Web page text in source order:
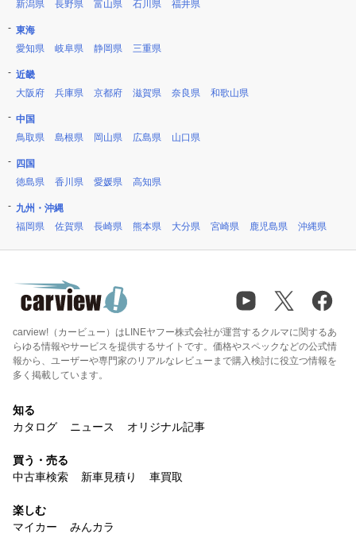
新潟県
長野県 富山県 石川県 福井県
東海
愛知県
岐阜県 静岡県 三重県
近畿
大阪府
兵庫県 京都府 滋賀県 奈良県 和歌山県
中国
鳥取県
島根県 岡山県 広島県 山口県
四国
徳島県
香川県 愛媛県 高知県
九州・沖縄
福岡県
佐賀県 長崎県 熊本県 大分県 宮崎県 鹿児島県 沖縄県
carview!（カービュー）はLINEヤフー株式会社が運営するクルマに関するあ
らゆる情報やサービスを提供するサイトです。価格やスペックなどの公式情
報から、ユーザーや専門家のリアルなレビューまで購入検討に役立つ情報を
多く掲載しています。
知る
カタログ
ニュース オリジナル記事
買う・売る
中古車検索
新車見積り 車買取
楽しむ
マイカー
みんカラ